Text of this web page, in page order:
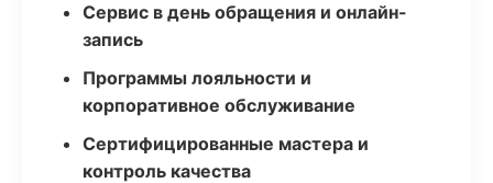
Сервис в день обращения и онлайн-
запись
Программы лояльности и
корпоративное обслуживание
Сертифицированные мастера и
контроль качества